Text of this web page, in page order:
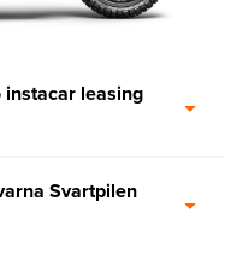
instacar leasing
Svartpilen